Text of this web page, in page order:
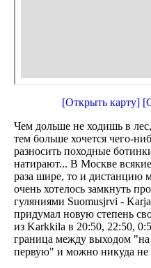
[Открыть карту]
Чем дольше не ходишь в
тем больше хочется чего-
разносить походные
натирают... В Москве
раза шире, то и дистанцию
очень хотелось замкнуть
гуляниями Suomusjrvi -
придумал новую степень
из Karkkila в 20:50, 22:50,
граница между выходом
первую" и можно никуда не